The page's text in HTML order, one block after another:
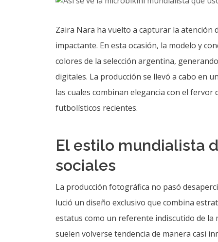
Zaira Nara ha vuelto a capturar la atención
impactante. En esta ocasión, la modelo y
colores de la selección argentina,
digitales. La producción se llevó a cabo en
las cuales combinan elegancia con el
futbolísticos recientes.
El estilo mundialista
sociales
La producción fotográfica no pasó
lució un diseño exclusivo que combina
estatus como un referente indiscutido de la
suelen volverse tendencia de manera casi